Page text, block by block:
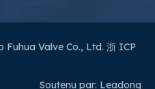
Valve Co., Ltd. 浙 ICP
Soutenu par: Leadong